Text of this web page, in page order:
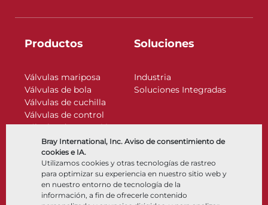
Bray International, Inc. Aviso de consentimiento de
cookies e IA.
Utilizamos cookies y otras tecnologías de rastreo
para optimizar su experiencia en nuestro sitio web y
en nuestro entorno de tecnología de la
información, a fin de ofrecerle contenido
Productos
Válvulas mariposa
Válvulas de bola
Válvulas de cuchilla
Válvulas de control
Válvulas de retención
Actuadores
Accesorios de control
Criogénico
Soluciones
Industria
Soluciones Integradas
Compañía Recursos